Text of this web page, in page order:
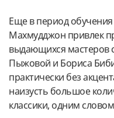
Еще в период
Махмудджон привлек
выдающихся мастеров
Пыжовой и Бориса
практически без
наизусть большое
классики, одним